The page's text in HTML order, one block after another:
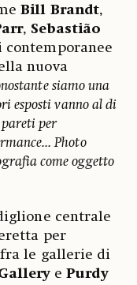
Bill Brandt,
, Sebastião
contemporanee
nuova
siamo una
esposti vanno al di
per
Photo
come oggetto
centrale
per
fra le gallerie di
e Purdy